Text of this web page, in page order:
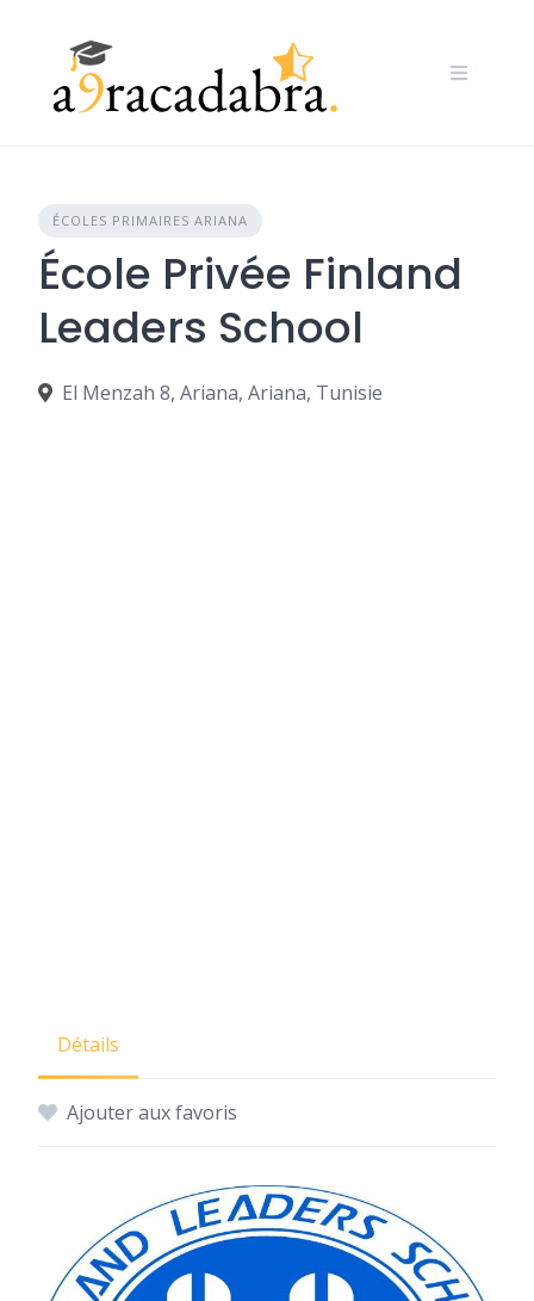
ÉCOLES PRIMAIRES ARIANA
École Privée Finland
Leaders School
El Menzah 8, Ariana, Ariana, Tunisie
Détails
Ajouter aux favoris